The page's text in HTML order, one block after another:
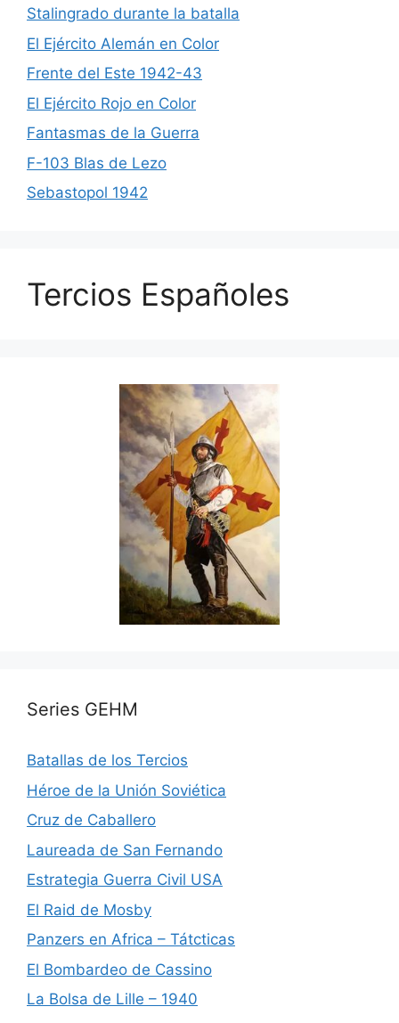
Stalingrado durante la batalla
El Ejército Alemán en Color
Frente del Este 1942-43
El Ejército Rojo en Color
Fantasmas de la Guerra
F-103 Blas de Lezo
Sebastopol 1942
Tercios Españoles
Series GEHM
Batallas de los Tercios
Héroe de la Unión Soviética
Cruz de Caballero
Laureada de San Fernando
Estrategia Guerra Civil USA
El Raid de Mosby
Panzers en Africa – Tátcticas
El Bombardeo de Cassino
La Bolsa de Lille – 1940